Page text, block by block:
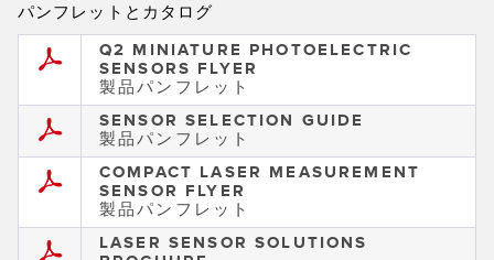
パンフレットとカタログ
Q2 MINIATURE PHOTOELECTRIC
SENSORS FLYER
製品パンフレット
SENSOR SELECTION GUIDE
製品パンフレット
COMPACT LASER MEASUREMENT
SENSOR FLYER
製品パンフレット
LASER SENSOR SOLUTIONS